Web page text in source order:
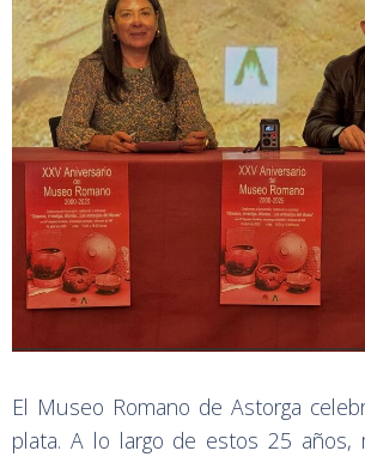
El Museo Romano de Astorga
plata. A lo largo de estos 25 años,